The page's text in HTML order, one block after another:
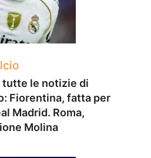
tutte le notizie di
Fiorentina, fatta per
Madrid. Roma,
Molina